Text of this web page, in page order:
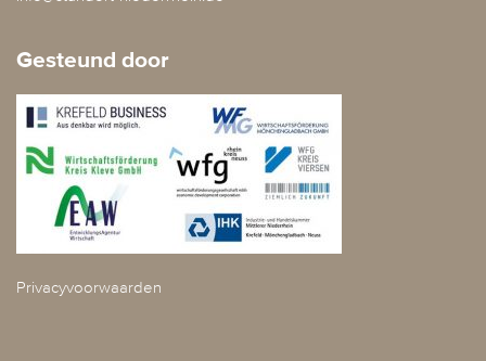
Gesteund door
Privacyvoorwaarden